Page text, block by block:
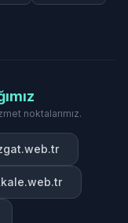
noktalarımız.